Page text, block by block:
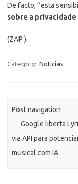
De facto, “esta
sobre a privacidade
(ZAP )
Category: Noticias
Post navigation
← Google liberta
via API para
musical com IA